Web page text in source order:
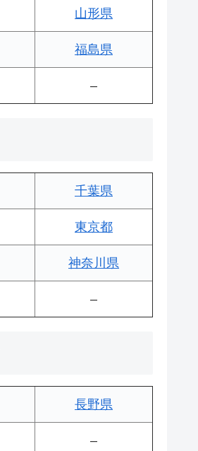
山形県
福島県
–
千葉県
東京都
神奈川県
–
長野県
–